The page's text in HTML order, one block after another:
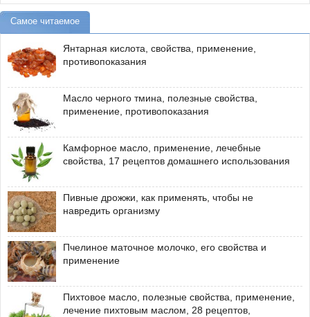
Самое читаемое
Янтарная кислота, свойства, применение,
противопоказания
Масло черного тмина, полезные свойства,
применение, противопоказания
Камфорное масло, применение, лечебные
свойства, 17 рецептов домашнего использования
Пивные дрожжи, как применять, чтобы не
навредить организму
Пчелиное маточное молочко, его свойства и
применение
Пихтовое масло, полезные свойства, применение,
лечение пихтовым маслом, 28 рецептов,